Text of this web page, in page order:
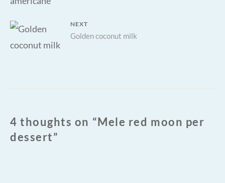
NEXT
Golden coconut milk
4 thoughts on “Mele red moon per
dessert”